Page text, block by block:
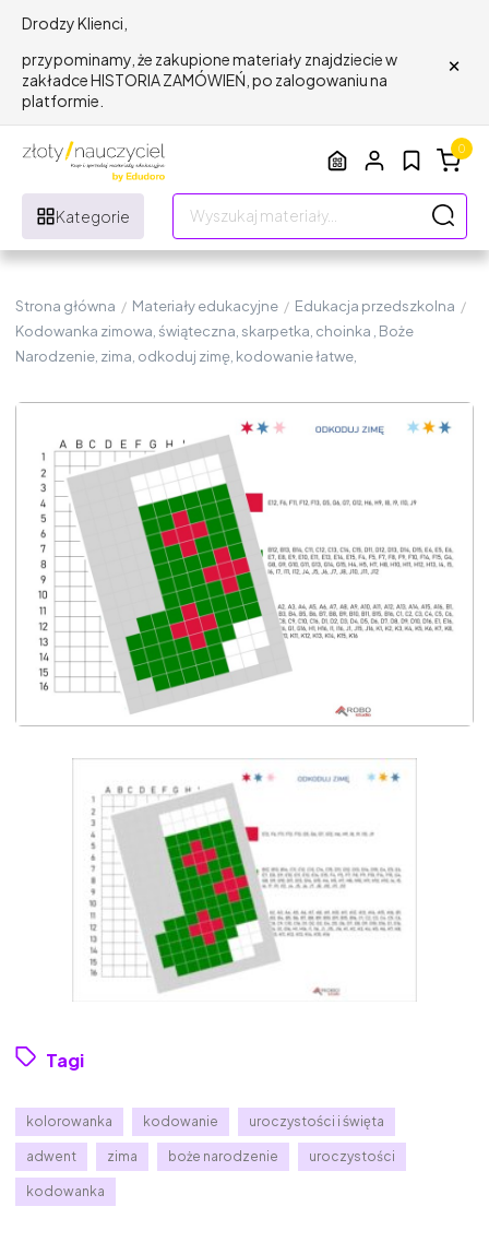
Drodzy Klienci,
przypominamy, że zakupione materiały znajdziecie w
zakładce HISTORIA ZAMÓWIEŃ, po zalogowaniu na
platformie.
×
Kategorie
0
Strona główna / Materiały edukacyjne / Edukacja przedszkolna /
Kodowanka zimowa, świąteczna, skarpetka, choinka , Boże
Narodzenie, zima, odkoduj zimę, kodowanie łatwe,
Tagi
kolorowanka kodowanie uroczystości i święta
adwent zima boże narodzenie uroczystości
kodowanka